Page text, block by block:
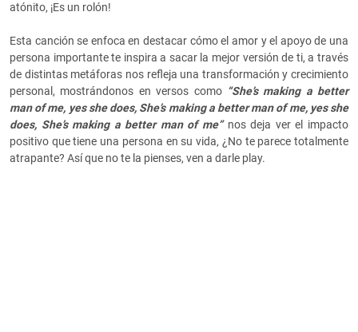
atónito, ¡Es un rolón!
Esta canción se enfoca en destacar cómo el amor y el apoyo de una
persona importante te inspira a sacar la mejor versión de ti, a través
de distintas metáforas nos refleja una transformación y crecimiento
personal, mostrándonos en versos como “She’s making a better
man of me, yes she does, She’s making a better man of me, yes she
does, She’s making a better man of me” nos deja ver el impacto
positivo que tiene una persona en su vida, ¿No te parece totalmente
atrapante? Así que no te la pienses, ven a darle play.